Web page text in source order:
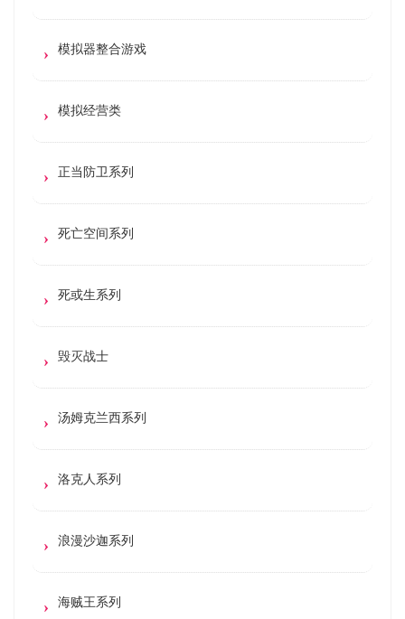
模拟器整合游戏
模拟经营类
正当防卫系列
死亡空间系列
死或生系列
毁灭战士
汤姆克兰西系列
洛克人系列
浪漫沙迦系列
海贼王系列